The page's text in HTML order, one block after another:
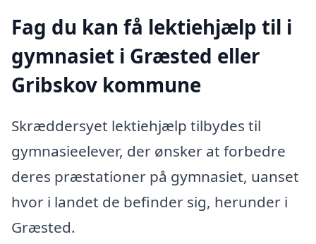
Fag du kan få lektiehjælp til i
gymnasiet i Græsted eller
Gribskov kommune
Skræddersyet lektiehjælp tilbydes til
gymnasieelever, der ønsker at forbedre
deres præstationer på gymnasiet, uanset
hvor i landet de befinder sig, herunder i
Græsted.